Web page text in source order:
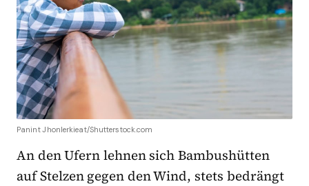
Panint Jhonlerkieat/Shutterstock.com
An den Ufern lehnen sich Bambushütten
auf Stelzen gegen den Wind, stets bedrängt